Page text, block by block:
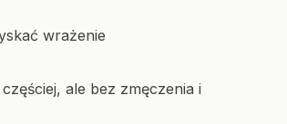
wrażenie
ale bez zmęczenia i